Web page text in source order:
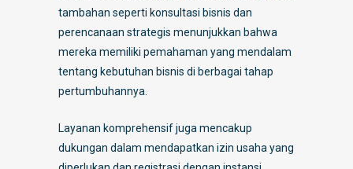
tambahan seperti konsultasi bisnis dan
perencanaan strategis menunjukkan bahwa
mereka memiliki pemahaman yang mendalam
tentang kebutuhan bisnis di berbagai tahap
pertumbuhannya.
Layanan komprehensif juga mencakup
dukungan dalam mendapatkan izin usaha yang